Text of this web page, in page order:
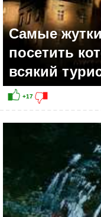
Самые
посетить
всякий